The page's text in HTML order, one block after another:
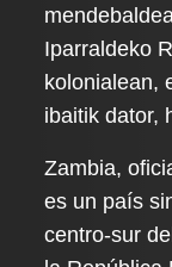
Iparraldeko
kolonialean,
ibaitik dator,
Zambia,
es un país
centro-sur